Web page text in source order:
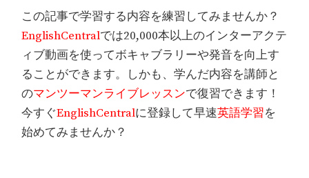
この記事で学習する内容を練習してみませんか？
EnglishCentralでは20,000本以上のインターアクテ
ィブ動画を使ってボキャブラリーや発音を向上す
ることができます。しかも、学んだ内容を講師と
のマンツーマンライブレッスンで復習できます！
今すぐEnglishCentralに登録して早速英語学習を
始めてみませんか？